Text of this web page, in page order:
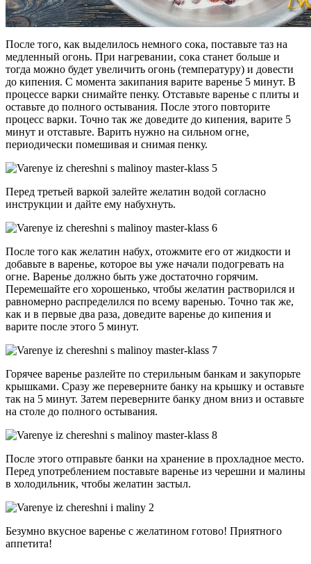
После того, как выделилось немного сока, поставьте таз на
медленный огонь. При нагревании, сока станет больше и
тогда можно будет увеличить огонь (температуру) и довести
до кипения. С момента закипания варите варенье 5 минут. В
процессе варки снимайте пенку. Отставьте варенье с плиты и
оставьте до полного остывания. После этого повторите
процесс варки. Точно так же доведите до кипения, варите 5
минут и отставьте. Варить нужно на сильном огне,
периодически помешивая и снимая пенку.
Перед третьей варкой залейте желатин водой согласно
инструкции и дайте ему набухнуть.
После того как желатин набух, отожмите его от жидкости и
добавьте в варенье, которое вы уже начали подогревать на
огне. Варенье должно быть уже достаточно горячим.
Перемешайте его хорошенько, чтобы желатин растворился и
равномерно распределился по всему варенью. Точно так же,
как и в первые два раза, доведите варенье до кипения и
варите после этого 5 минут.
Горячее варенье разлейте по стерильным банкам и закупорьте
крышками. Сразу же переверните банку на крышку и оставьте
так на 5 минут. Затем переверните банку дном вниз и оставьте
на столе до полного остывания.
После этого отправьте банки на хранение в прохладное место.
Перед употреблением поставьте варенье из черешни и малины
в холодильник, чтобы желатин застыл.
Безумно вкусное варенье с желатином готово! Приятного
аппетита!